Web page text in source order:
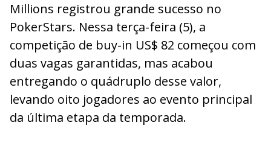
Millions registrou grande sucesso no
PokerStars. Nessa terça-feira (5), a
competição de buy-in US$ 82 começou com
duas vagas garantidas, mas acabou
entregando o quádruplo desse valor,
levando oito jogadores ao evento principal
da última etapa da temporada.